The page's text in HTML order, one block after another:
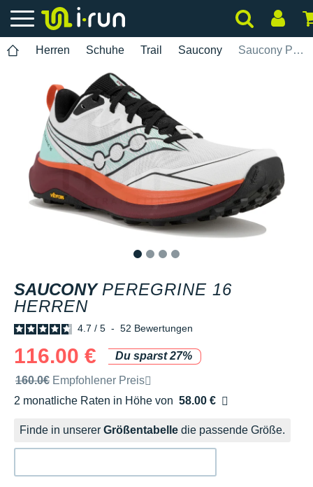
Herren Schuhe Trail Saucony Saucony Peregrine 16 Herren
SAUCONY PEREGRINE 16
HERREN
4.7 / 5 - 52 Bewertungen
116.00 €
Du sparst 27%
Unverbindliche Preisempfehlung der Marke
160.0€ Empfohlener Preis
2 monatliche Raten in Höhe von 58.00 €
Ohne Zusatzkosten
Finde in unserer Größentabelle die passende Größe.